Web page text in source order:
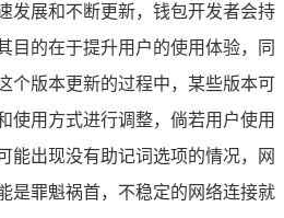
发展和不断更新，钱包开发者会持
目的在于提升用户的使用体验，同
个版本更新的过程中，某些版本可
使用方式进行调整，倘若用户使用
能出现没有助记词选项的情况，网
是罪魁祸首，不稳定的网络连接就